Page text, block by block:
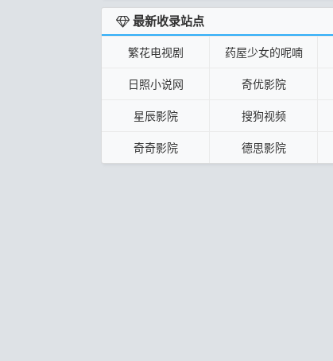
最新收录站点
繁花电视剧
药屋少女的呢喃
日照小说网
奇优影院
星辰影院
搜狗视频
奇奇影院
德思影院